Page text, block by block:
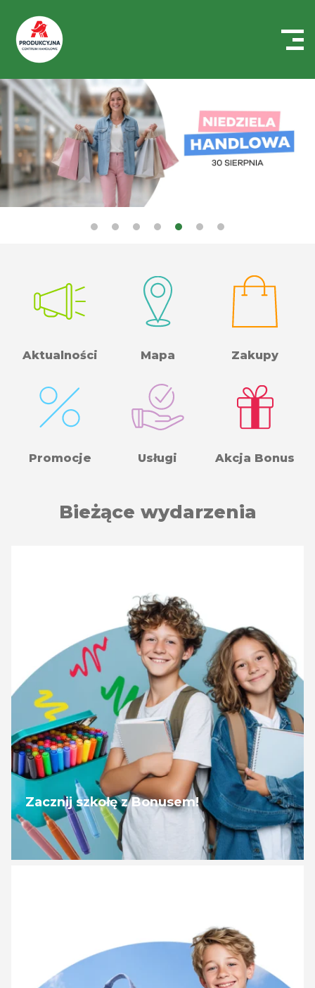
Handlowe
Auchan
Produkcyjna
Aktualności Mapa Zakupy
Promocje Usługi Akcja Bonus
Bieżące wydarzenia
Zacznij szkołę z Bonusem!